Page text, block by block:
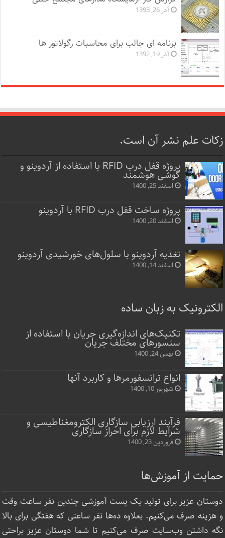
آذر 26, 1393
برنامه ای جالب برای محاسبات رگولاتور ها
آذر 19, 1392
زکات علم نشر آن است.
پروژه قفل‌ درب RFID با استفاده از آردوینو و
گوشی هوشمند
اسفند 25, 1400
پروژه ساخت قفل‌ درب RFID با آردوینو
اسفند 20, 1400
تغذیه آردوینو با سلول‌های خورشیدی آردوینو
اسفند 14, 1400
الکترونیک به زبان ساده
تکنیک‌های اندازه‌گیری جریان با استفاده از
سنسورهای مختلف جریان
بهمن 24, 1400
انواع ترانسفورمرها و کاربرد آنها
شهریور 10, 1400
فرآیند ارزیابی سازگاری الکترومغناطیسی و
شرایط لازم برای احراز سازگاری
فروردین 23, 1400
حمایت از آموزش‌ها
دوستان عزیز برای تولید یک پست آموزشی چندین نفر ساعت‌ وقت
و هزینه صرف می‌کنیم. بعلاوه ده‌ها نفر ساعتی که هفتگی برای بالا
نگه داشتن وب‌سایت صرف ‌می‌کنیم تا شما دوستان عزیز براحتی